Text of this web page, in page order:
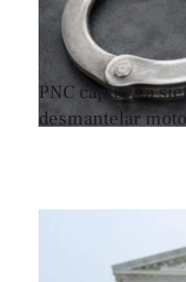
PNC captura a
desmantelar